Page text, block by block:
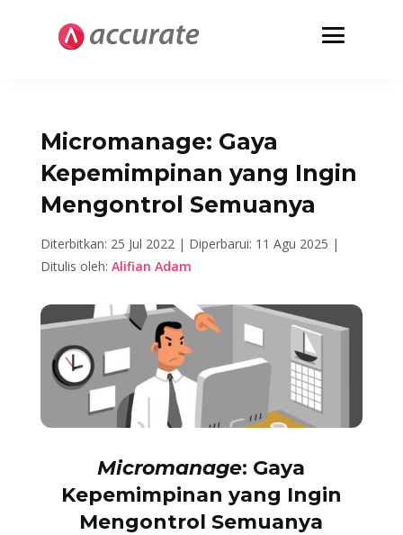
Micromanage: Gaya
Kepemimpinan yang Ingin
Mengontrol Semuanya
Diterbitkan: 25 Jul 2022 | Diperbarui: 11 Agu 2025 |
Ditulis oleh: Alifian Adam
Micromanage: Gaya
Kepemimpinan yang Ingin
Mengontrol Semuanya